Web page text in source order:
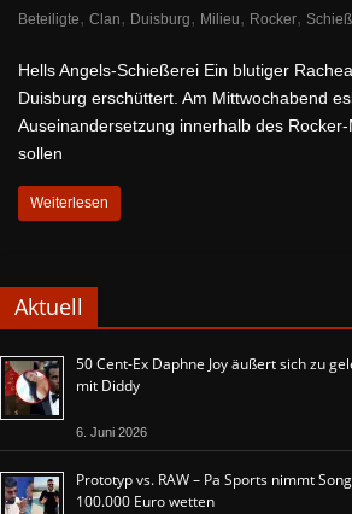
Beteiligte, Clan, Duisburg, Milieu, Rocker,
Hells Angels-Schießerei Ein blutiger
Duisburg erschüttert. Am Mittwochabend
Auseinandersetzung innerhalb des
sollen
Weiterlesen
Aktuell
50 Cent-Ex Daphne Joy äußert sich zu
mit Diddy
6. Juni 2026
Prototyp vs. RAW – Pa Sports nimmt
100.000 Euro wetten